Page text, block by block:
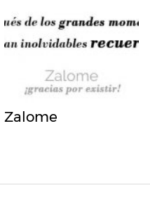
Zalome